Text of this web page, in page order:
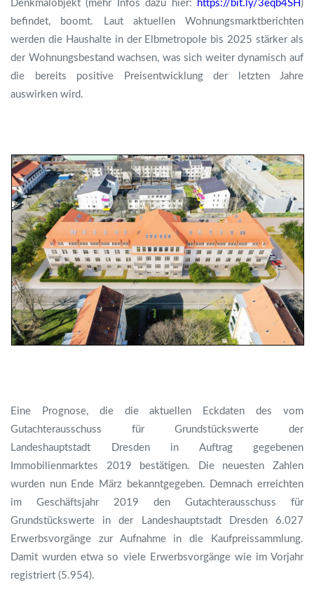
Denkmalobjekt (mehr Infos dazu hier:
https://bit.ly/3eqb4SH )
befindet, boomt. Laut aktuellen Wohnungsmarktberichten
werden die Haushalte in der Elbmetropole bis 2025 stärker als
der Wohnungsbestand wachsen, was sich weiter dynamisch auf
die bereits positive Preisentwicklung der letzten Jahre
auswirken wird.
Eine Prognose, die die aktuellen Eckdaten des vom
Gutachterausschuss für Grundstückswerte der
Landeshauptstadt Dresden in Auftrag gegebenen
Immobilienmarktes 2019 bestätigen. Die neuesten Zahlen
wurden nun Ende März bekanntgegeben. Demnach erreichten
im Geschäftsjahr 2019 den Gutachterausschuss für
Grundstückswerte in der Landeshauptstadt Dresden 6.027
Erwerbsvorgänge zur Aufnahme in die Kaufpreissammlung.
Damit wurden etwa so viele Erwerbsvorgänge wie im Vorjahr
registriert (5.954).